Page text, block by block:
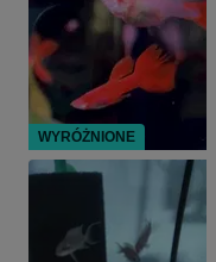
WYRÓŻNIONE